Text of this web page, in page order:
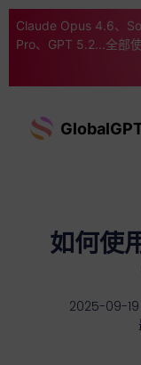
Claude Opus 4.6、
Pro、GPT 5.2...全部
如何使
2025-09-19